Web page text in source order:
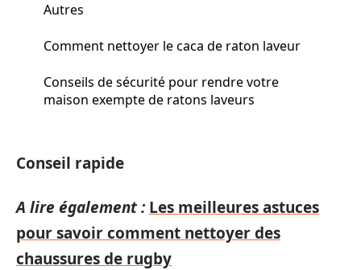
Autres
Comment nettoyer le caca de raton laveur
Conseils de sécurité pour rendre votre
maison exempte de ratons laveurs
Conseil rapide
A lire également : Les meilleures astuces
pour savoir comment nettoyer des
chaussures de rugby